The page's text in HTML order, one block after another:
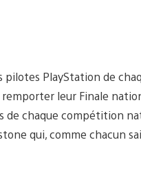
PlayStation de
leur Finale
de chaque compétition
qui, comme chacun